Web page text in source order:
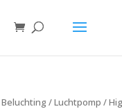
Beluchting /Luchtpomp /